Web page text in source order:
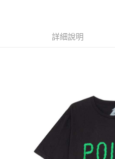
詳細說明